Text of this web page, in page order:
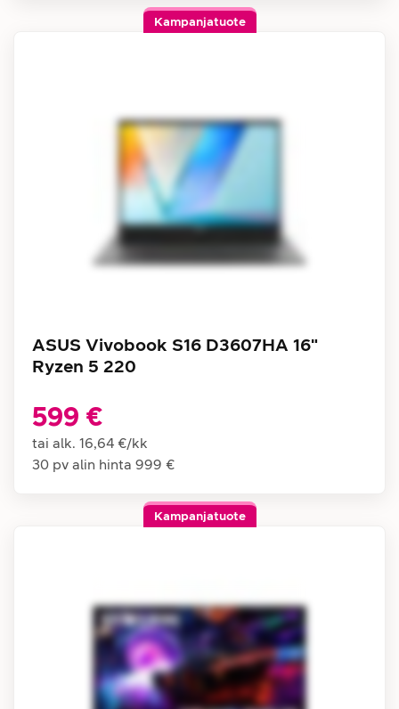
Kampanjatuote
ASUS Vivobook S16 D3607HA 16"
Ryzen 5 220
599 €
tai alk. 16,64 €/kk
30 pv alin hinta 999 €
Kampanjatuote